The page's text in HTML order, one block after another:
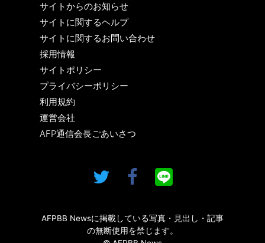
サイトからのお知らせ
サイトに関するヘルプ
サイトに関するお問い合わせ
採用情報
サイトポリシー
プライバシーポリシー
利用規約
運営会社
AFP通信会長ごあいさつ
AFPBB Newsに掲載している写真・見出し・記事
の無断使用を禁じます。